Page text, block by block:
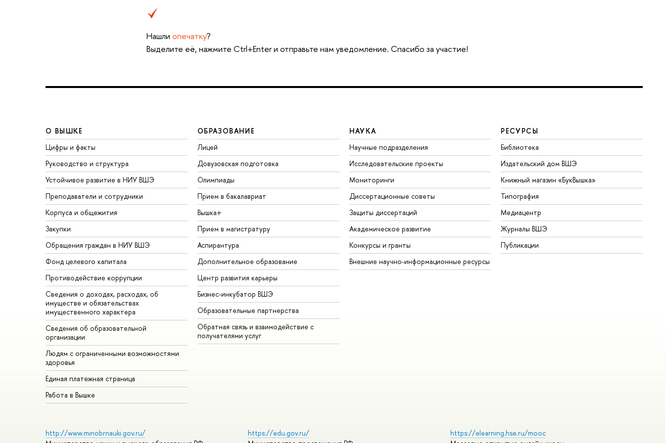
Нашли опечатку?
Выделите её, нажмите Ctrl+Enter и отправьте нам уведомление. Спасибо за участие!
О ВЫШКЕ
Цифры и факты
Руководство и структура
Устойчивое развитие в НИУ ВШЭ
Преподаватели и сотрудники
Корпуса и общежития
Закупки
Обращения граждан в НИУ ВШЭ
Фонд целевого капитала
Противодействие коррупции
Сведения о доходах, расходах, об
имуществе и обязательствах
имущественного характера
Сведения об образовательной
организации
Людям с ограниченными возможностями
здоровья
Единая платежная страница
Работа в Вышке
ОБРАЗОВАНИЕ
Лицей
Довузовская подготовка
Олимпиады
Прием в бакалавриат
Вышка+
Прием в магистратуру
Аспирантура
Дополнительное образование
Центр развития карьеры
Бизнес-инкубатор ВШЭ
Образовательные партнерства
Обратная связь и взаимодействие с
получателями услуг
НАУКА
Научные подразделения
Исследовательские проекты
Мониторинги
Диссертационные советы
Защиты диссертаций
Академическое развитие
Конкурсы и гранты
Внешние научно-информационные ресурсы
РЕСУРСЫ
Библиотека
Издательский дом ВШЭ
Книжный магазин «БукВышка»
Типография
Медиацентр
Журналы ВШЭ
Публикации
http://www.minobrnauki.gov.ru/
https://edu.gov.ru/
https://elearning.hse.ru/mooc